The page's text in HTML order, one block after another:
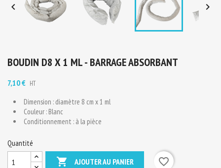
 
BOUDIN D8 X 1 ML - BARRAGE ABSORBANT
7,10 € HT
Dimension : diamètre 8 cm x 1 ml
Couleur : Blanc
Conditionnement : à la pièce
Quantité
 AJOUTER AU PANIER favorite_border